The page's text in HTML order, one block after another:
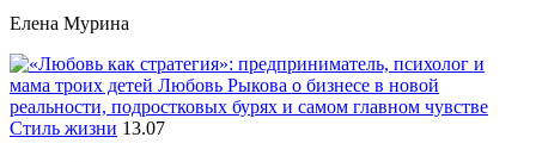
Елена Мурина
Стиль жизни 13.07